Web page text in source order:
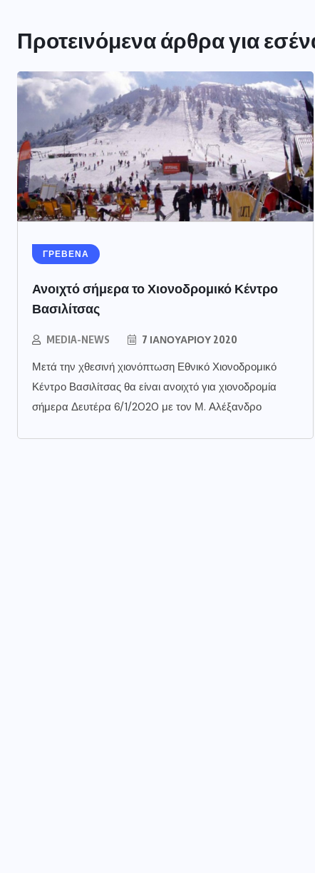
Προτεινόμενα άρθρα για
ΓΡΕΒΕΝΑ
Ανοιχτό σήμερα το Χιονοδρομικό Κέντρο
Βασιλίτσας
MEDIA-NEWS 7 ΙΑΝΟΥΑΡΊΟΥ 2020
Μετά την χθεσινή χιονόπτωση Εθνικό Χιονοδρομικό
Κέντρο Βασιλίτσας θα είναι ανοιχτό για χιονοδρομία
σήμερα Δευτέρα 6/1/2020 με τον Μ. Αλέξανδρο